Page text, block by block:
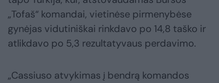
„Tofaš“ komandai, vietinėse pirmenybėse
gynėjas vidutiniškai rinkdavo po 14,8 taško ir
atlikdavo po 5,3 rezultatyvaus perdavimo.
„Cassiuso atvykimas į bendrą komandos